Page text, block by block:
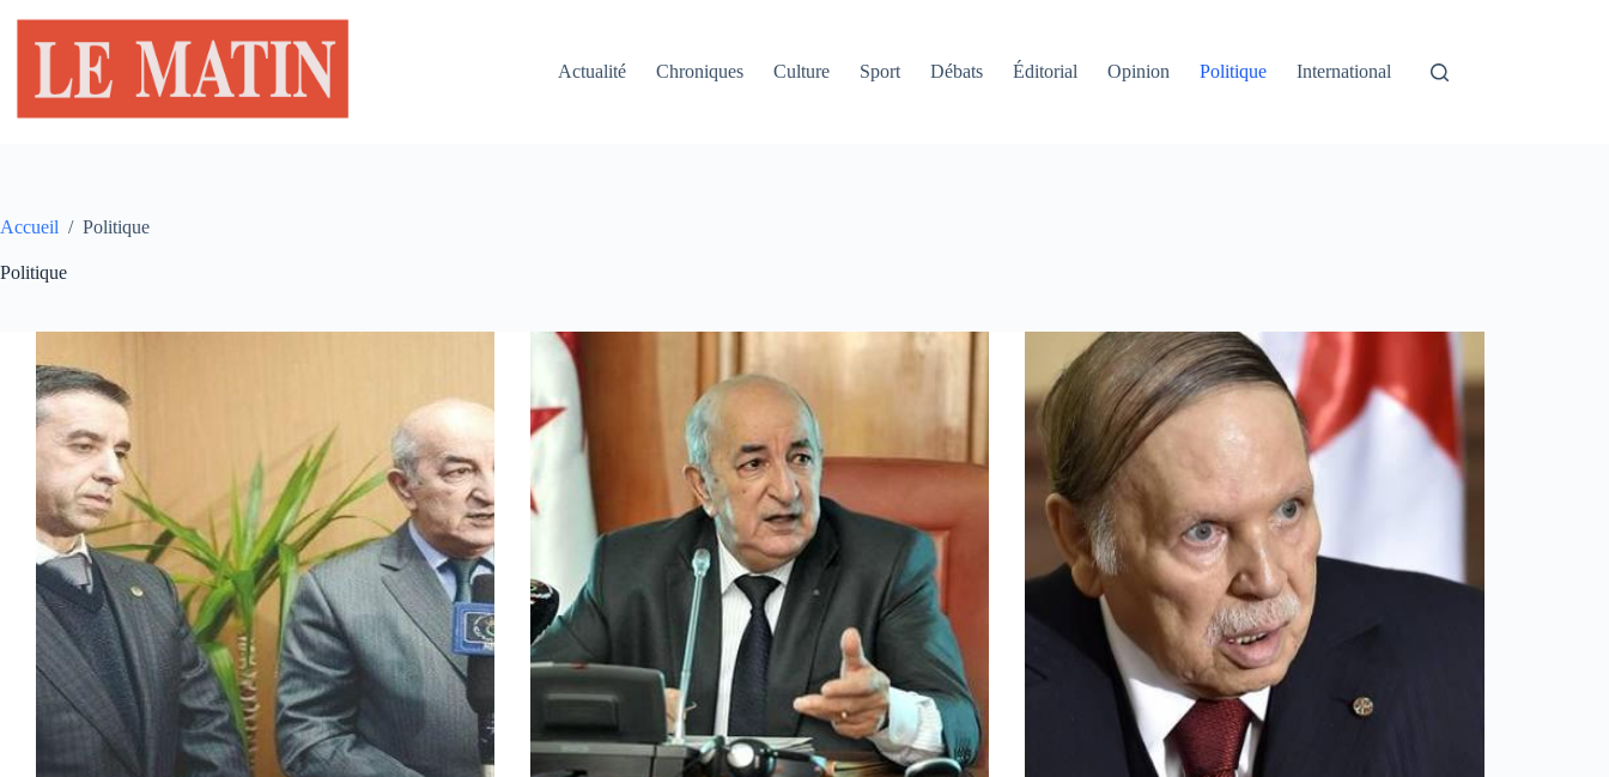
contenu
Actualité
Chroniques Culture Sport Débats Éditorial Opinion Politique International
Accueil / Politique
Politique